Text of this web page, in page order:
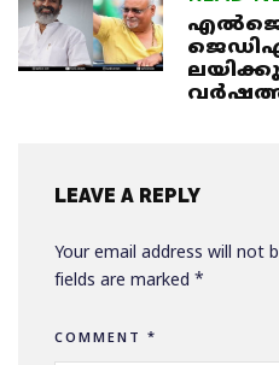
LEAVE A REPLY
Your email address will not
fields are marked *
COMMENT *